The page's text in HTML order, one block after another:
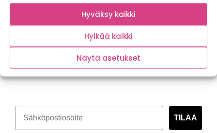
Hyväksy kaikki
Hylkää kaikki
Näytä asetukset
Tilaa kasvispitoinen uutiskirje
TILAA